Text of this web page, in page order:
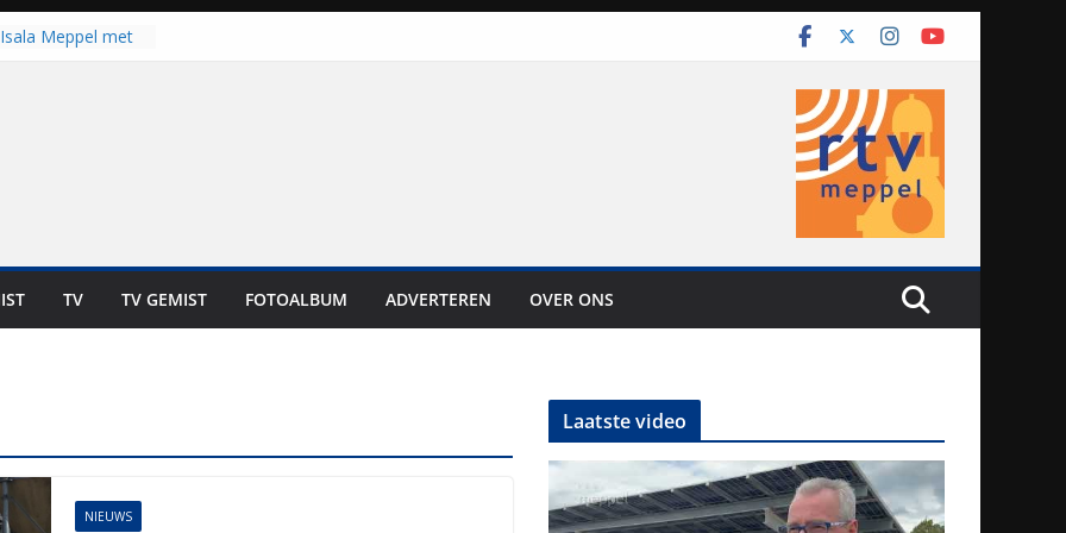
Meppel met
niet in geld uit te
TV TV GEMIST FOTOALBUM ADVERTEREN OVER ONS
NIEUWS
Laatste video